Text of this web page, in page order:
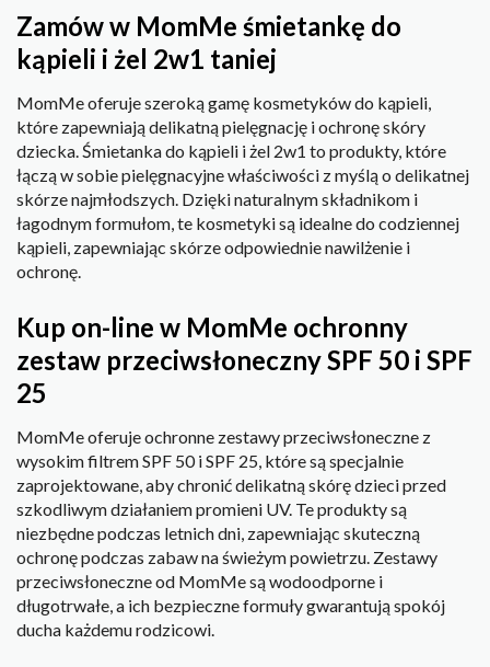
Zamów w MomMe śmietankę do
kąpieli i żel 2w1 taniej
MomMe oferuje szeroką gamę kosmetyków do kąpieli,
które zapewniają delikatną pielęgnację i ochronę skóry
dziecka. Śmietanka do kąpieli i żel 2w1 to produkty, które
łączą w sobie pielęgnacyjne właściwości z myślą o delikatnej
skórze najmłodszych. Dzięki naturalnym składnikom i
łagodnym formułom, te kosmetyki są idealne do codziennej
kąpieli, zapewniając skórze odpowiednie nawilżenie i
ochronę.
Kup on-line w MomMe ochronny
zestaw przeciwsłoneczny SPF 50 i SPF
25
MomMe oferuje ochronne zestawy przeciwsłoneczne z
wysokim filtrem SPF 50 i SPF 25, które są specjalnie
zaprojektowane, aby chronić delikatną skórę dzieci przed
szkodliwym działaniem promieni UV. Te produkty są
niezbędne podczas letnich dni, zapewniając skuteczną
ochronę podczas zabaw na świeżym powietrzu. Zestawy
przeciwsłoneczne od MomMe są wodoodporne i
długotrwałe, a ich bezpieczne formuły gwarantują spokój
ducha każdemu rodzicowi.